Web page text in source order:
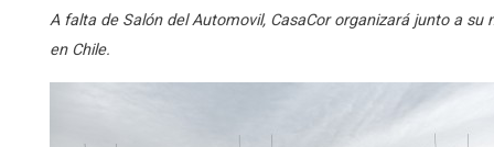
A falta de Salón del Automovil, CasaCor organizará junto a
en Chile.